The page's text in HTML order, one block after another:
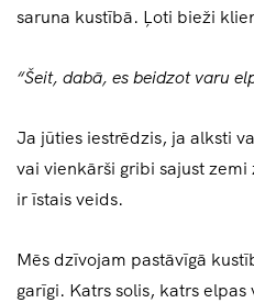
saruna kustībā. Ļoti bieži
“Šeit, dabā, es beidzot varu
Ja jūties iestrēdzis, ja alksti
vai vienkārši gribi sajust
ir īstais veids.
Mēs dzīvojam pastāvīgā
garīgi. Katrs solis, katrs